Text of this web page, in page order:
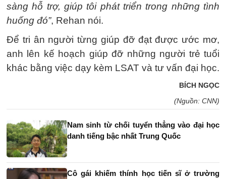
sàng hỗ trợ, giúp tôi phát triển trong những tình
huống đó”, Rehan nói.
Để tri ân người từng giúp đỡ đạt được ước mơ,
anh lên kế hoạch giúp đỡ những người trẻ tuổi
khác bằng việc dạy kèm LSAT và tư vấn đại học.
BÍCH NGỌC
(Nguồn: CNN)
Nam sinh từ chối tuyển thẳng vào đại học
danh tiếng bậc nhất Trung Quốc
Cô gái khiếm thính học tiến sĩ ở trường